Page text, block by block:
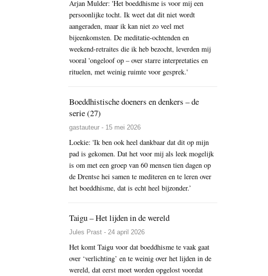
Arjan Mulder: 'Het boeddhisme is voor mij een
persoonlijke tocht. Ik weet dat dit niet wordt
aangeraden, maar ik kan niet zo veel met
bijeenkomsten. De meditatie-ochtenden en
weekend-retraites die ik heb bezocht, leverden mij
vooral 'ongeloof op – over starre interpretaties en
rituelen, met weinig ruimte voor gesprek.'
Boeddhistische doeners en denkers – de
serie (27)
gastauteur - 15 mei 2026
Loekie: 'Ik ben ook heel dankbaar dat dit op mijn
pad is gekomen. Dat het voor mij als leek mogelijk
is om met een groep van 60 mensen tien dagen op
de Drentse hei samen te mediteren en te leren over
het boeddhisme, dat is echt heel bijzonder.’
Taigu – Het lijden in de wereld
Jules Prast - 24 april 2026
Het komt Taigu voor dat boeddhisme te vaak gaat
over ‘verlichting’ en te weinig over het lijden in de
wereld, dat eerst moet worden opgelost voordat